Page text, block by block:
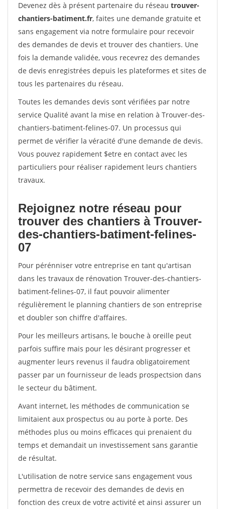
Devenez dès à présent partenaire du réseau trouver-
chantiers-batiment.fr, faites une demande gratuite et
sans engagement via notre formulaire pour recevoir
des demandes de devis et trouver des chantiers. Une
fois la demande validée, vous recevrez des demandes
de devis enregistrées depuis les plateformes et sites de
tous les partenaires du réseau.
Toutes les demandes devis sont vérifiées par notre
service Qualité avant la mise en relation à Trouver-des-
chantiers-batiment-felines-07. Un processus qui
permet de vérifier la véracité d'une demande de devis.
Vous pouvez rapidement $etre en contact avec les
particuliers pour réaliser rapidement leurs chantiers
travaux.
Rejoignez notre réseau pour
trouver des chantiers à Trouver-
des-chantiers-batiment-felines-
07
Pour pérénniser votre entreprise en tant qu'artisan
dans les travaux de rénovation Trouver-des-chantiers-
batiment-felines-07, il faut pouvoir alimenter
régulièrement le planning chantiers de son entreprise
et doubler son chiffre d'affaires.
Pour les meilleurs artisans, le bouche à oreille peut
parfois suffire mais pour les désirant progresser et
augmenter leurs revenus il faudra obligatoirement
passer par un fournisseur de leads prospectsion dans
le secteur du bâtiment.
Avant internet, les méthodes de communication se
limitaient aux prospectus ou au porte à porte. Des
méthodes plus ou moins efficaces qui prenaient du
temps et demandait un investissement sans garantie
de résultat.
L'utilisation de notre service sans engagement vous
permettra de recevoir des demandes de devis en
fonction des creux de votre activité et ainsi assurer un